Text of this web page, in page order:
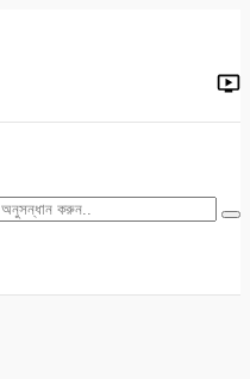
খেলাধুলা জাতীয় যশোর